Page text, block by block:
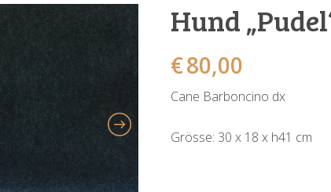
Hund
€80,00
Cane Barboncino dx
Grösse: 30 x 18 x h41 cm